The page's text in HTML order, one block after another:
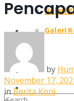
Galeri
Pengcab/
Susunan
Kontak Kami
Galeri
Galeri
Pengcab/
Susunan
Kontak Kami
by
November 17,
inBerita Koni